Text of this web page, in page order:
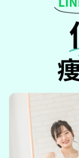
★1ヶ月飲んでみ
続しないとわか
Amazon
主要ECサイトでは
う悪い口コミが多
葉酸サプリは妊活
まで時間が必要です
マカナは 厚生労働省